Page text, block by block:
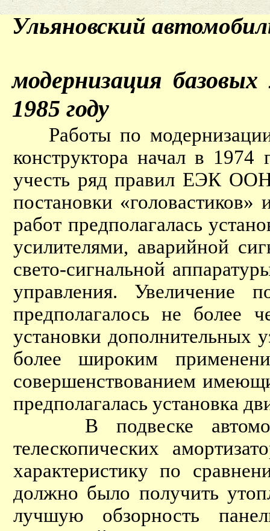
Ульяновский
модернизация
1985 году
Работы по модернизации
конструктора начал в 1974
учесть ряд правил ЕЭК
постановки
работ предполагалась
усилителями, аварийной
свето-сигнальной
управления. Увеличение
предполагалось не
установки дополнительных
более широким
совершенствованием
предполагалась установка
В подвеске
телескопических
характеристику по
должно было получить
лучшую обзорность